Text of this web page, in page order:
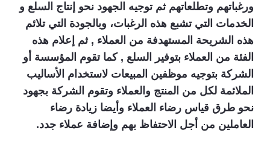
ورغباتهم وتطلعاتهم ثم توجيه الجهود نحو إنتاج السلع و
الخدمات التي تشبع هذه الرغبات، وبالجودة التي تلائم
هذه الشريحة المستهدفة من العملاء , ثم إعلام هذه
الفئة من العملاء بتوفير السلع , كما تقوم المؤسسة أو
الشركة بتوجيه موظفين المبيعات لاستخدام الأساليب
الملائمة لكل من المنتج والعملاء وتقوم الشركة بجهود
نحو طرق قياس رضاء العملاء وأيضا زيادة رضاء
العاملين من أجل الاحتفاظ بهم وإضافة عملاء جدد.